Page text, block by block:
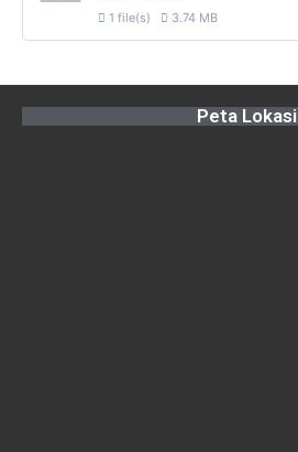
1 file(s) 3.74 MB
Peta Lokasi